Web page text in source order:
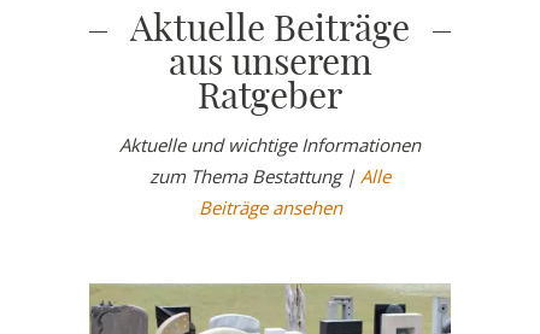
Aktuelle Beiträge
aus unserem
Ratgeber
Aktuelle und wichtige Informationen
zum Thema Bestattung | Alle
Beiträge ansehen